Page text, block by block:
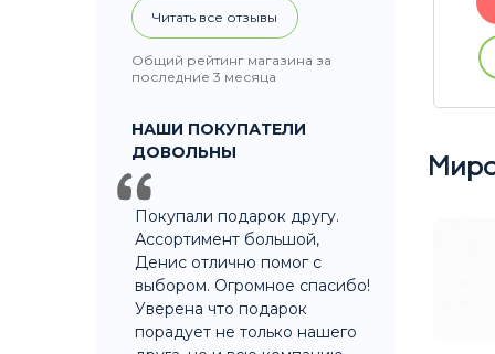
Читать все отзывы
Общий рейтинг магазина за
последние 3 месяца
НАШИ ПОКУПАТЕЛИ
ДОВОЛЬНЫ
Покупали подарок другу.
Ассортимент большой,
Денис отлично помог с
выбором. Огромное спасибо!
Уверена что подарок
порадует не только нашего
В корзину
Купить без регистрации